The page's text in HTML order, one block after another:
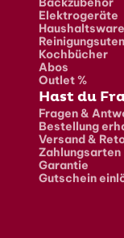
Elektrogeräte
Kochbücher
Abos
Outlet %
Hast du
Fragen &
Bestellung
Versand &
Zahlungsarten
Garantie
Gutschein